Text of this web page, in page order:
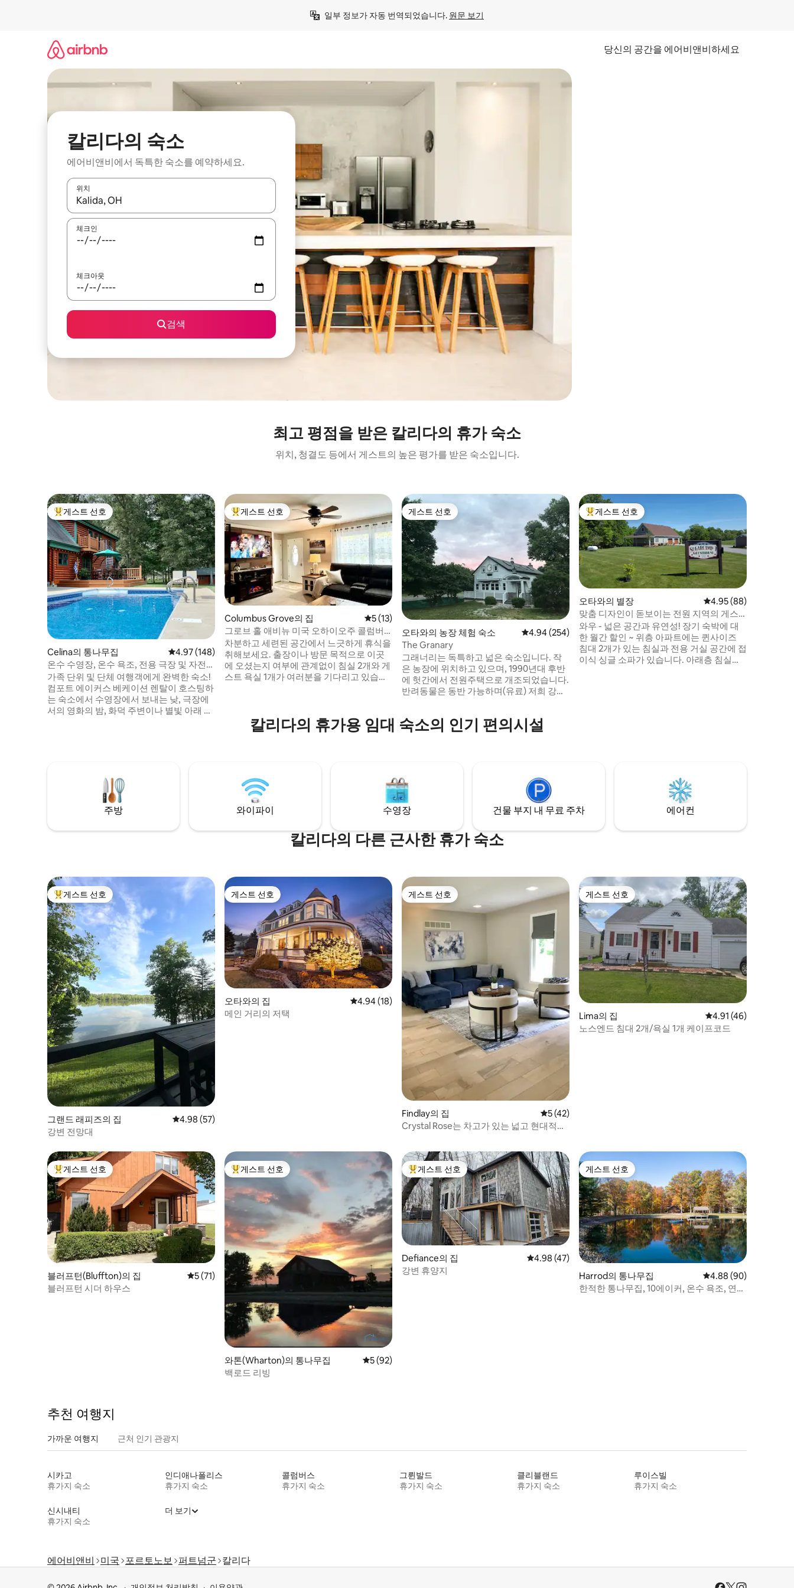
일부 정보가 자동 번역되었습니다. 원문 보기
당신의 공간을 에어비앤비하세요
칼리다의 숙소
에어비앤비에서 독특한 숙소를 예약하세요.
위치
결과가 나오면 위·아래 화살표 키를 사용하거나 터치 또는 스와이프 동작으로 탐색하세요.
체크인
체크아웃
검색
최고 평점을 받은 칼리다의 휴가 숙소
위치, 청결도 등에서 게스트의 높은 평가를 받은 숙소입니다.
상위 게스트 선호
게스트 선호
Celina의 통나무집 평점 4.97점(5점 만점), 후기 148개
4.97 (148)
온수 수영장, 온수 욕조, 전용 극장 및 자전거
도로
가족 단위 및 단체 여행객에게 완벽한 숙소!
컴포트 에이커스 베케이션 렌탈이 호스팅하
는 숙소에서 수영장에서 보내는 낮, 극장에
서의 영화의 밤, 화덕 주변이나 별빛 아래 온
이 친화적인 로프트 놀이방 ✔ 반려견 동반
가능 ✔ 주방 완비 ✔ 화덕 및 그릴 ✔ 고속 와
이파이 & 스마트 TV ✔ 무료 주차 지금 예약
하거나 ❤️을 눌러 저장하세요!
상위 게스트 선호
게스트 선호
Columbus Grove의 집 평점 5점(5점 만점), 후기 13개
5 (13)
그로브 홀 애비뉴 미국 오하이오주 콜럼버
스그로브
차분하고 세련된 공간에서 느긋하게 휴식을
취해보세요. 출장이나 방문 목적으로 이곳
에 오셨는지 여부에 관계없이 침실 2개와 게
스트 욕실 1개가 여러분을 기다리고 있습니
덕, 좌석 공간이 있는 야외 공간. 흡연은 이
공간에서만 허용되며 사용할 수 있는 흡연
무르지 않습니다.
게스트 선호
게스트 선호
오타와의 농장 체험 숙소 평점 4.94점(5점 만점), 후기 254개
4.94 (254)
The Granary
그래너리는 독특하고 넓은 숙소입니다. 작
은 농장에 위치하고 있으며, 1990년대 후반
에 헛간에서 전원주택으로 개조되었습니다.
반려동물은 동반 가능하며(유료) 저희 강아
적합합니다. 길보아 채석장을 방문하는 여
행객에게 적합합니다. 에어비앤비 정책에
으로 접근할 수 있습니다.
상위 게스트 선호
게스트 선호
오타와의 별장 평점 4.95점(5점 만점),
4.95 (88)
맞춤 디자인이 돋보이는 전원 지역의 게스
트용 별채
와우 - 넓은 공간과 유연성! 장기 숙박에 대
한 월간 할인 ~ 위층 아파트에는 퀸사이즈
침대 2개가 있는 침실과 전용 거실 공간에 접
이식 싱글 소파가 있습니다. 아래층 침실에
칼리다의 휴가용 임대 숙소의 인기 편의시설
주방 와이파이 수영장 건물 부지 내 무료 주차 에어컨
칼리다의 다른 근사한 휴가 숙소
상위 게스트 선호
게스트 선호
그랜드 래피즈의 집 평점 4.98점(5점 만점), 후기 57개
4.98 (57)
강변 전망대
게스트 선호
게스트 선호
오타와의 집 평점 4.94점(5점 만점), 후기 18개
4.94 (18)
메인 거리의 저택
게스트 선호
게스트 선호
Findlay의 집 평점 5점(5점 만점), 후기 42개
5 (42)
Crystal Rose는 차고가 있는 넓고 현대적인
게스트 선호
게스트 선호
Lima의 집 평점 4.91점(5점 만점
4.91 (46)
노스엔드 침대 2개/욕실 1개 케이프코드
상위 게스트 선호
게스트 선호
블러프턴(Bluffton)의 집 평점 5점(5점 만점), 후기 71개
5 (71)
블러프턴 시더 하우스
상위 게스트 선호
게스트 선호
와톤(Wharton)의 통나무집 평점 5점(5점 만점), 후기 92개
5 (92)
백로드 리빙
상위 게스트 선호
게스트 선호
Defiance의 집 평점 4.98점(5점 만점), 후기 47개
4.98 (47)
강변 휴양지
게스트 선호
게스트 선호
Harrod의 통나무집 평점 4.88점(5점 만점),
4.88 (90)
한적한 통나무집, 10에이커, 온수 욕조, 연
추천 여행지
가까운 여행지 근처 인기 관광지
시카고
휴가지 숙소
인디애나폴리스
휴가지 숙소
콜럼버스
휴가지 숙소
그륀발드
휴가지 숙소
클리블랜드
휴가지 숙소
루이스빌
휴가지 숙소
신시내티
휴가지 숙소
더 보기
에어비앤비 미국 포르토노보 퍼트넘군 칼리다